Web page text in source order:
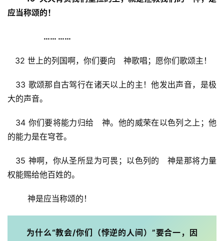
应当称颂的！
…… ……
32 世上的列国啊，你们要向　神歌唱；愿你们歌颂主！
33 歌颂那自古驾行在诸天以上的主！他发出声音，是极
大的声音。
34 你们要将能力归给　神。他的威荣在以色列之上；他
的能力是在穹苍。
35 神啊，你从圣所显为可畏；以色列的　神是那将力量
权能赐给他百姓的。
神是应当称颂的！
为什么“教会/你们（悖逆的人间）”要合一，因